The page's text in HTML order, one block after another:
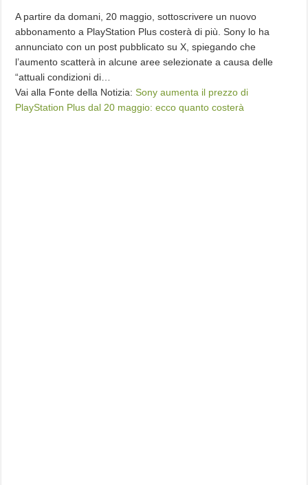
A partire da domani, 20 maggio, sottoscrivere un nuovo
abbonamento a PlayStation Plus costerà di più. Sony lo ha
annunciato con un post pubblicato su X, spiegando che
l’aumento scatterà in alcune aree selezionate a causa delle
“attuali condizioni di…
Vai alla Fonte della Notizia:Sony aumenta il prezzo di
PlayStation Plus dal 20 maggio: ecco quanto costerà